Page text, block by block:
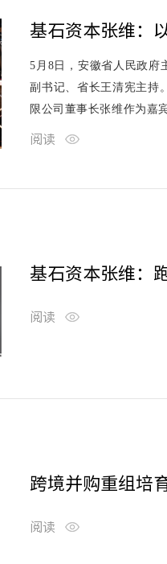
基石资本张维：
5月8日，安徽省人民政府
副书记、省长王清宪主持
限公司董事长张维作为嘉
阅读
基石资本张维：
阅读
阅读